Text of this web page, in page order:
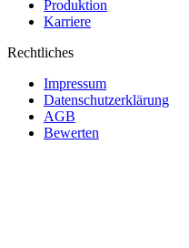
Produktion
Karriere
Rechtliches
Impressum
Datenschutzerklärung
AGB
Bewerten